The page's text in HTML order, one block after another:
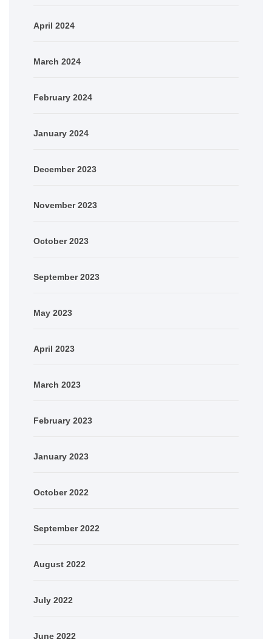
April 2024
March 2024
February 2024
January 2024
December 2023
November 2023
October 2023
September 2023
May 2023
April 2023
March 2023
February 2023
January 2023
October 2022
September 2022
August 2022
July 2022
June 2022